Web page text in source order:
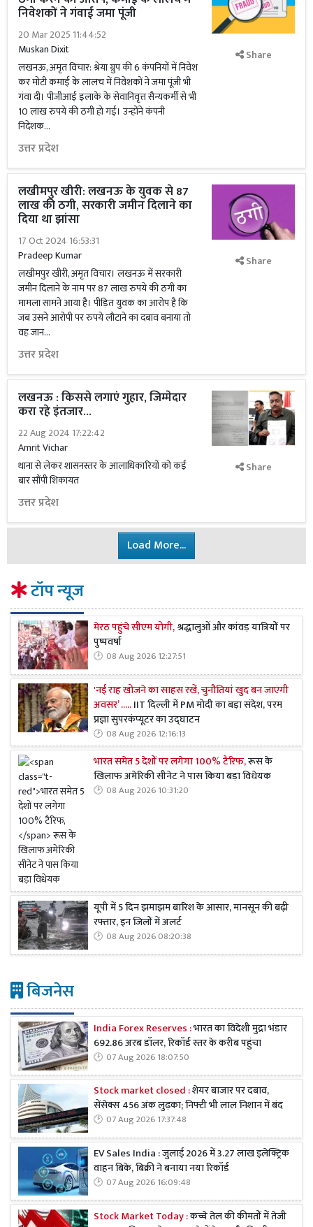
निवेशकों ने गंवाई जमा पूंजी
20 Mar 2025 11:44:52
Muskan Dixit
लखनऊ, अमृत विचार: श्रेया ग्रुप की 6 कंपनियों में निवेश
कर मोटी कमाई के लालच में निवेशकों ने जमा पूंजी भी
गंवा दी। पीजीआई इलाके के सेवानिवृत्त सैन्यकर्मी से भी
10 लाख रुपये की ठगी हो गई। उन्होंने कंपनी
निदेशक...
उत्तर प्रदेश
Share
लखीमपुर खीरी: लखनऊ के युवक से 87
लाख की ठगी, सरकारी जमीन दिलाने का
दिया था झांसा
17 Oct 2024 16:53:31
Pradeep Kumar
लखीमपुर खीरी, अमृत विचार। लखनऊ में सरकारी
जमीन दिलाने के नाम पर 87 लाख रुपये की ठगी का
मामला सामने आया है। पीड़ित युवक का आरोप है कि
जब उसने आरोपी पर रुपये लौटाने का दबाव बनाया तो
वह जान...
उत्तर प्रदेश
Share
लखनऊ : किससे लगाएं गुहार, जिम्मेदार
करा रहे इंतजार...
22 Aug 2024 17:22:42
Amrit Vichar
थाना से लेकर शासनस्तर के आलाधिकारियों को कई
बार सौंपी शिकायत
उत्तर प्रदेश
Share
Load More...
टॉप न्यूज
मेरठ पहुंचे सीएम योगी,श्रद्धालुओं और कांवड़ यात्रियों पर
पुष्पवर्षा
08 Aug 2026 12:27:51
'नई राह खोजने का साहस रखें, चुनौतियां खुद बन जाएंगी
अवसर’ .....IIT दिल्ली में PM मोदी का बड़ा संदेश, परम
प्रज्ञा सुपरकंप्यूटर का उद्घाटन
08 Aug 2026 12:16:13
भारत समेत 5 देशों पर लगेगा 100% टैरिफ,रूस के
खिलाफ अमेरिकी सीनेट ने पास किया बड़ा विधेयक
08 Aug 2026 10:31:20
यूपी में 5 दिन झमाझम बारिश के आसार, मानसून की बढ़ी
रफ्तार, इन जिलों में अलर्ट
08 Aug 2026 08:20:38
बिजनेस
India Forex Reserves :भारत का विदेशी मुद्रा भंडार
692.86 अरब डॉलर, रिकॉर्ड स्तर के करीब पहुंचा
07 Aug 2026 18:07:50
Stock market closed :शेयर बाजार पर दबाव,
सेंसेक्स 456 अंक लुढ़का; निफ्टी भी लाल निशान में बंद
07 Aug 2026 17:37:48
EV Sales India : जुलाई 2026 में 3.27 लाख इलेक्ट्रिक
वाहन बिके, बिक्री ने बनाया नया रिकॉर्ड
07 Aug 2026 16:09:48
Stock Market Today :कच्चे तेल की कीमतों में तेजी